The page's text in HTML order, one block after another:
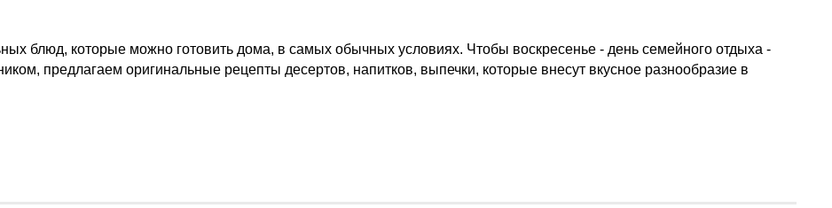
блюд, которые можно готовить дома, в самых обычных условиях. Чтобы воскресенье - день семейного отдыха -
предлагаем оригинальные рецепты десертов, напитков, выпечки, которые внесут вкусное разнообразие в